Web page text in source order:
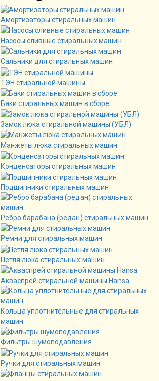
Амортизаторы стиральных машин
Насосы сливные стиральных машин
Сальники для стиральных машин
ТЭН стиральной машины
Баки стиральных машин в сборе
Замок люка стиральной машины (УБЛ)
Манжеты люка стиральных машин
Конденсаторы стиральных машин
Подшипники стиральных машин
Ребро барабана (редан) стиральных машин
Ремни для стиральных машин
Петля люка стиральных машин
Акваспрей стиральной машины Hansa
Кольца уплотнительные для стиральных
машин
Фильтры шумоподавления
Ручки для стиральных машин